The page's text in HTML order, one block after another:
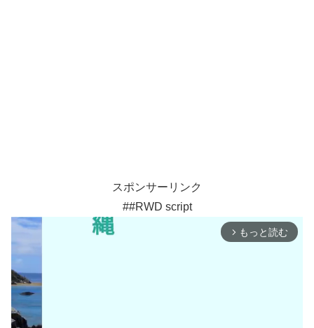
スポンサーリンク
##RWD script
arrow_forward_ios もっと読む